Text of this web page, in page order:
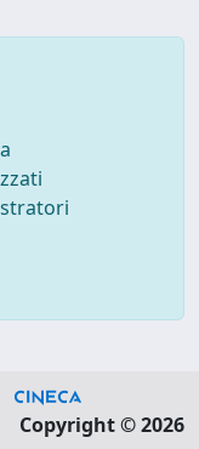
Copyright © 2026